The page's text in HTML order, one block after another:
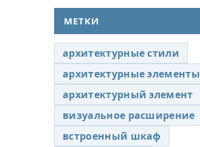
МЕТКИ
архитектурные стили
архитектурные элементы
архитектурный элемент
визуальное расширение
встроенный шкаф